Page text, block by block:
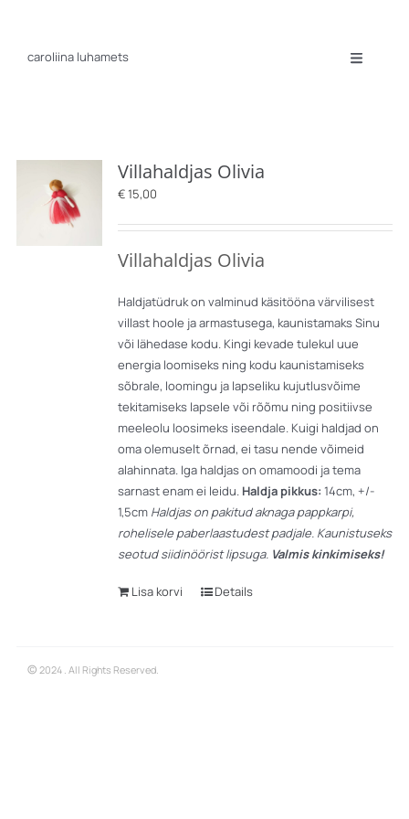
content
Toggle
caroliina luhamets
Villahaldjas Olivia
€15,00
Villahaldjas Olivia
Haldjatüdruk on valminud käsitööna värvilisest
villast hoole ja armastusega, kaunistamaks Sinu
või lähedase kodu. Kingi kevade tulekul uue
energia loomiseks ning kodu kaunistamiseks
sõbrale, loomingu ja lapseliku kujutlusvõime
tekitamiseks lapsele või rõõmu ning positiivse
meeleolu loosimeks iseendale. Kuigi haldjad on
oma olemuselt õrnad, ei tasu nende võimeid
alahinnata. Iga haldjas on omamoodi ja tema
sarnast enam ei leidu. Haldja pikkus: 14cm, +/-
1,5cm Haldjas on pakitud aknaga pappkarpi,
rohelisele paberlaastudest padjale. Kaunistuseks
seotud siidinöörist lipsuga. Valmis kinkimiseks!
Lisa korvi Details
© 2024 . All Rights Reserved.